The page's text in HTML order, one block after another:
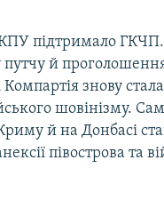
підтримало ГКЧП.
путчу й
Компартія знову
шовінізму.
й на Донбасі
півострова та